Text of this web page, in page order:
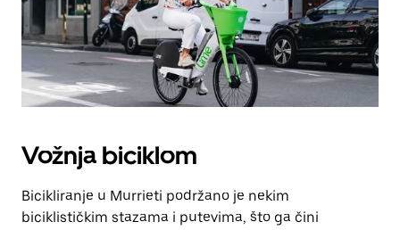
Vožnja biciklom
Bicikliranje u Murrieti podržano je nekim
biciklističkim stazama i putevima, što ga čini